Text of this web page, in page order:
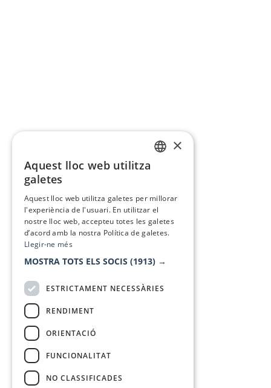
×
Aquest lloc web utilitza
galetes
Aquest lloc web utilitza galetes per millorar
l'experiència de l'usuari. En utilitzar el
nostre lloc web, accepteu totes les galetes
d’acord amb la nostra Política de galetes.
Llegir-ne més
MOSTRA TOTS ELS SOCIS (1913) →
ESTRICTAMENT NECESSÀRIES
RENDIMENT
ORIENTACIÓ
FUNCIONALITAT
NO CLASSIFICADES